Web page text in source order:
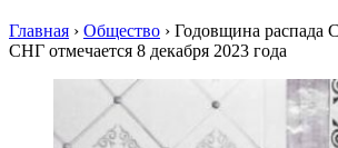
Главная › Общество › Годовщина распада
СНГ отмечается 8 декабря 2023 года